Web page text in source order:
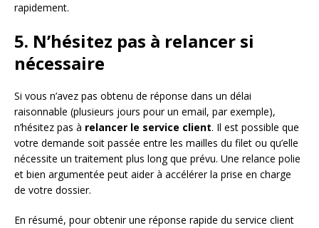
rapidement.
5. N’hésitez pas à relancer si
nécessaire
Si vous n’avez pas obtenu de réponse dans un délai
raisonnable (plusieurs jours pour un email, par exemple),
n’hésitez pas à relancer le service client. Il est possible que
votre demande soit passée entre les mailles du filet ou qu’elle
nécessite un traitement plus long que prévu. Une relance polie
et bien argumentée peut aider à accélérer la prise en charge
de votre dossier.
En résumé, pour obtenir une réponse rapide du service client